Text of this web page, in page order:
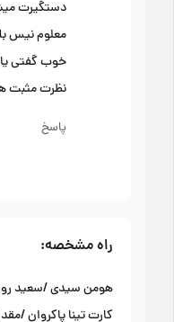
دستگیرت
معلوم نیس
خوب گفتی
نظرت مثبت
پاسخ
راه مشخصه
هومن سیدی /سعید
کارت تینا پاکروان /